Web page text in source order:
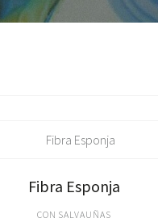
Fibra Esponja
CON SALVAUÑAS